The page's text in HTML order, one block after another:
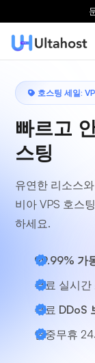
호스팅 세일:
빠르고
스팅
유연한 리소스
비아 VPS 호스
하세요.
99.99% 가
무료 실시간
무료 DDoS
연중무휴